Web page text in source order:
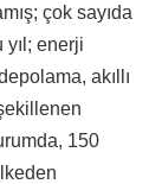
çok sayıda
yıl; enerji
akıllı
150